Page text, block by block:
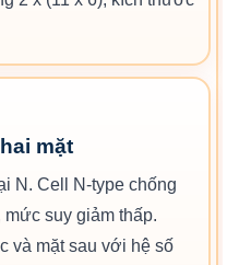
mặt
N. Cell N-type chống
suy giảm thấp.
và mặt sau với hệ số